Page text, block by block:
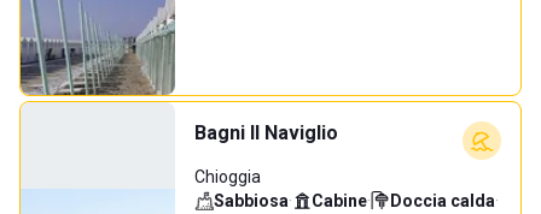
Bagni Il Naviglio
Chioggia
Sabbiosa· Cabine· Doccia calda·